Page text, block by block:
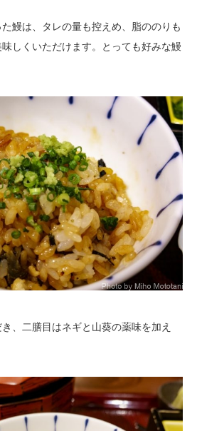
鰻は、タレの量も控えめ、脂ののりも
しくいただけます。とっても好みな鰻
、二膳目はネギと山葵の薬味を加え